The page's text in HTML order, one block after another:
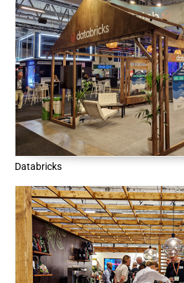
Databricks